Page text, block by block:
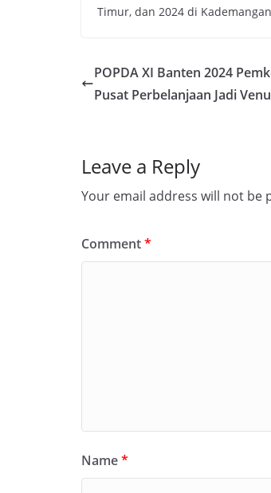
Timur, dan 2024 di
POPDA XI Banten 2024
Pusat Perbelanjaan Jadi
Leave a Reply
Your email address will not be
Comment*
Name*